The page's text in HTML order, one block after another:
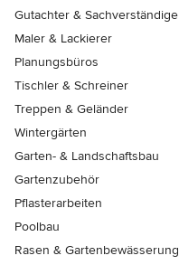
Gutachter & Sachverständige
Maler & Lackierer
Planungsbüros
Tischler & Schreiner
Treppen & Geländer
Wintergärten
Garten- & Landschaftsbau
Gartenzubehör
Pflasterarbeiten
Poolbau
Rasen & Gartenbewässerung